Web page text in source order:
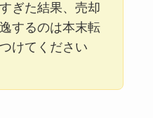
ぎた結果、売却
するのは本末転
けてください